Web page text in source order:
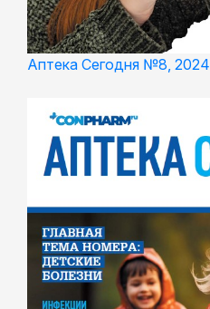
Аптека Сегодня №8, 2024